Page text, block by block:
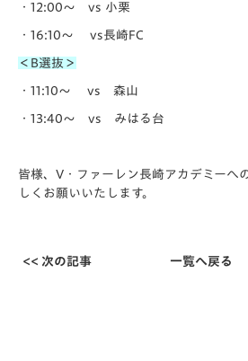
・12:00～ vs 小栗
・16:10～ vs長崎FC
＜B選抜＞
・11:10～ vs 森山
・13:40～ vs みはる台
皆様、V・ファーレン長崎アカデミーへ
しくお願いいたします。
<< 次の記事 一覧へ戻る